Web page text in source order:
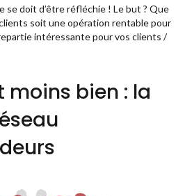
se doit d’être réfléchie ! Le but ? Que
soit une opération rentable pour
intéressante pour vos clients /
moins bien : la